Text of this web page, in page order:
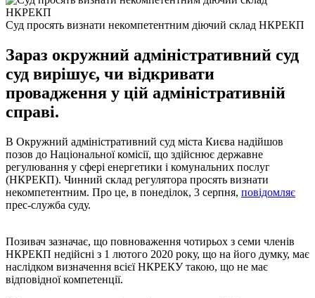
Суд просять визнати некомпетентним діючий склад НКРЕКП
Зараз окружний адміністративний суд
суд вирішує, чи відкривати
провадження у цій адміністративній
справі.
В Окружний адміністративний суд міста Києва надійшов
позов до Національної комісії, що здійснює державне
регулювання у сфері енергетики і комунальних послуг
(НКРЕКП). Чинний склад регулятора просять визнати
некомпетентним. Про це, в понеділок, 3 серпня, повідомляє
прес-служба суду.
Позивач зазначає, що повноваження чотирьох з семи членів
НКРЕКП недійсні з 1 лютого 2020 року, що на його думку, має
наслідком визначення всієї НКРЕКУ такою, що не має
відповідної компетенції.